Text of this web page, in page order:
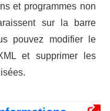
et programmes non
sur la barre
pouvez modifier le
et supprimer les